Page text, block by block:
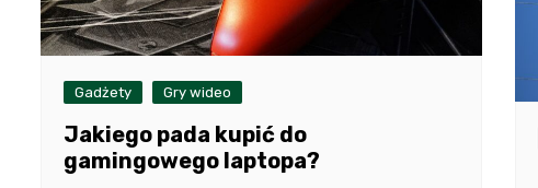
Gadżety Gry wideo
Jakiego pada kupić do
gamingowego laptopa?